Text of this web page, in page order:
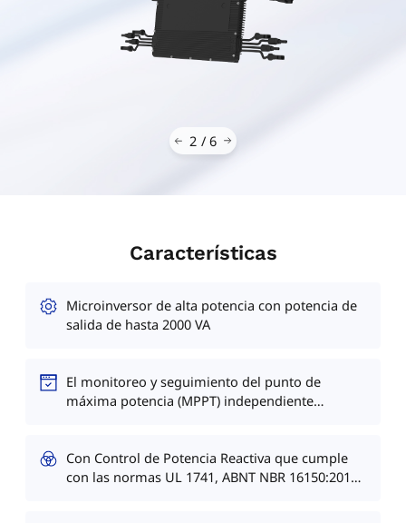
3 / 6
Características
Microinversor de alta potencia con potencia de
salida de hasta 2000 VA
El monitoreo y seguimiento del punto de
máxima potencia (MPPT) independiente
Con Control de Potencia Reactiva que cumple
con las normas UL 1741, ABNT NBR 16150:2013,